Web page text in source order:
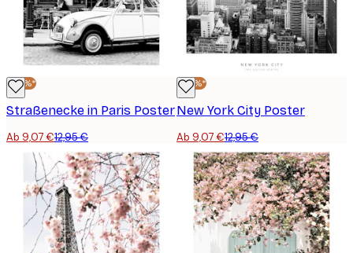
-30%*
Straßenecke in Paris Poster
Ab 9,07 €12,95 €
-30%*
New York City Poster
Ab 9,07 €12,95 €